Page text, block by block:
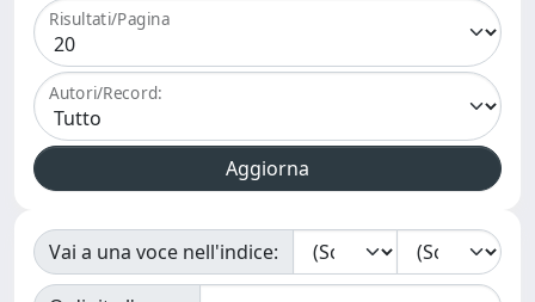
Risultati/Pagina
Autori/Record:
Vai a una voce nell'indice: